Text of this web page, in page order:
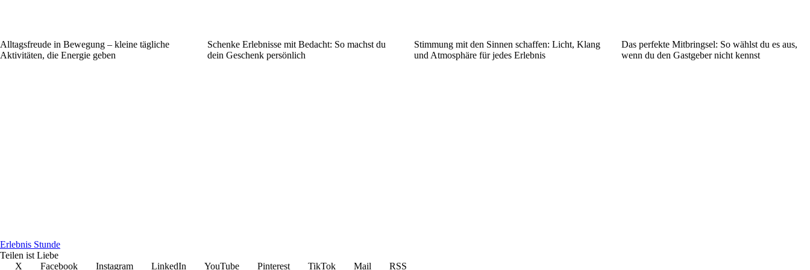
Alltagsfreude in Bewegung – kleine tägliche
Aktivitäten, die Energie geben
Schenke Erlebnisse mit Bedacht: So machst du
dein Geschenk persönlich
Stimmung mit den Sinnen schaffen: Licht, Klang
und Atmosphäre für jedes Erlebnis
Das perfekte Mitbringsel: So wählst du es aus,
wenn du den Gastgeber nicht kennst
Erlebnis Stunde
Teilen ist Liebe
X
Facebook Instagram LinkedIn YouTube Pinterest TikTok Mail RSS